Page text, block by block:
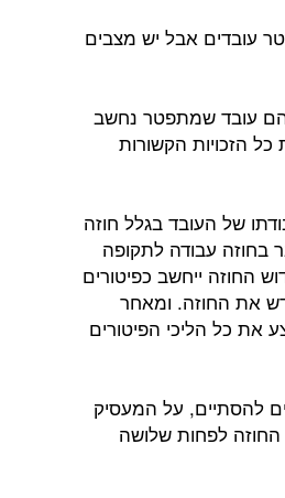
עובדים אבל יש מצבים
עובד שמתפטר נחשב
הזכויות הקשורות
של העובד בגלל חוזה
בחוזה עבודה לתקופה
החוזה ייחשב כפיטורים
את החוזה. ומאחר
את כל הליכי הפיטורים
להסתיים, על המעסיק
לפחות שלושה